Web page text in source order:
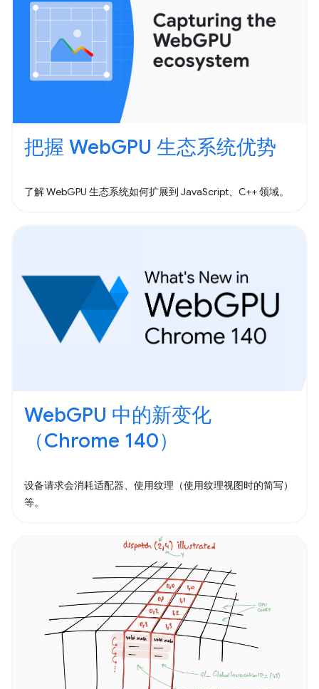
把握 WebGPU 生态系统优势
了解 WebGPU 生态系统如何扩展到 JavaScript、C++ 领域。
WebGPU 中的新变化
（Chrome 140）
设备请求会消耗适配器、使用纹理（使用纹理视图时的简写）
等。